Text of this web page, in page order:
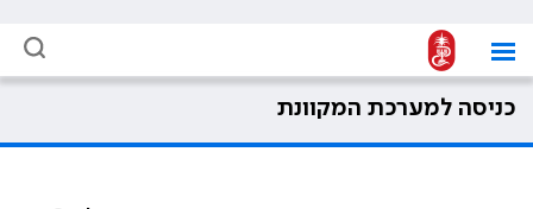
כניסה למערכת המקוונת